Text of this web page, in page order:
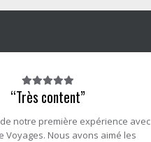
Note
du
client
:
5/5
“Très content”
notre première expérience avec
Voyages. Nous avons aimé les